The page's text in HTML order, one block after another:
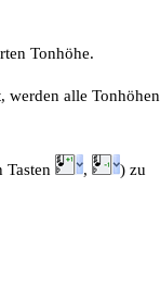
Tonhöhe.
werden alle Tonhöhen
Tasten ,
) zu